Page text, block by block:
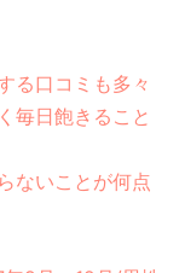
る口コミも多々
毎日飽きること
ないことが何点